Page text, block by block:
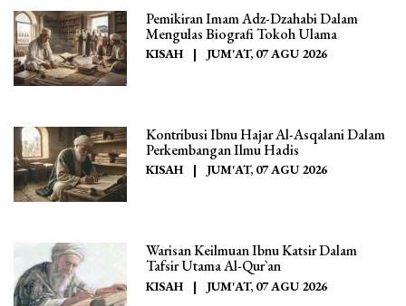
Pemikiran Imam Adz-Dzahabi Dalam
Mengulas Biografi Tokoh Ulama
KISAH | JUM'AT, 07 AGU 2026
Kontribusi Ibnu Hajar Al-Asqalani Dalam
Perkembangan Ilmu Hadis
KISAH | JUM'AT, 07 AGU 2026
Warisan Keilmuan Ibnu Katsir Dalam
Tafsir Utama Al-Qur`an
KISAH | JUM'AT, 07 AGU 2026